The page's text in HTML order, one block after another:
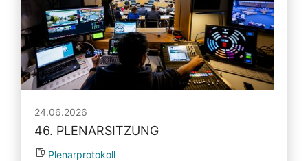
24.06.2026
46. PLENARSITZUNG
Plenarprotokoll